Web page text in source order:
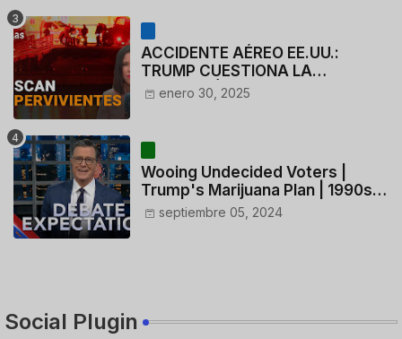
ACCIDENTE AÉREO EE.UU.:
TRUMP CUESTIONA LA
ACTUACIÓN DE LOS
enero 30, 2025
Wooing Undecided Voters |
Trump's Marijuana Plan | 1990s
Porn Expert Mark Robinson
septiembre 05, 2024
Social Plugin